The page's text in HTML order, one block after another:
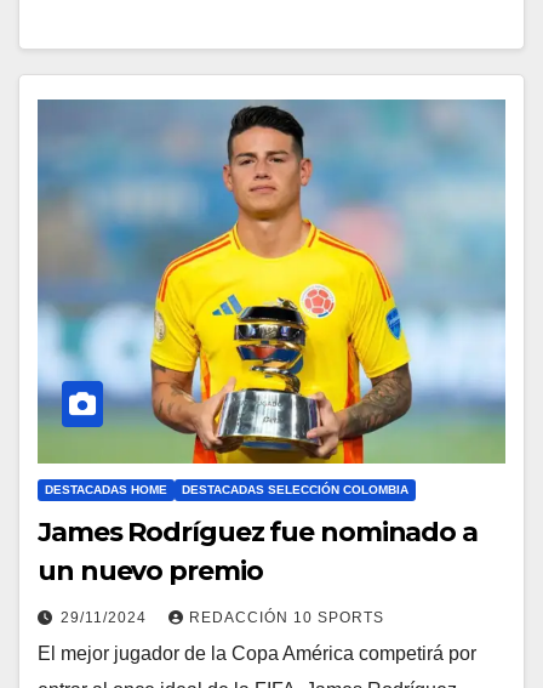
DESTACADAS HOME DESTACADAS SELECCIÓN COLOMBIA
James Rodríguez fue nominado a
un nuevo premio
29/11/2024 REDACCIÓN 10 SPORTS
El mejor jugador de la Copa América competirá por